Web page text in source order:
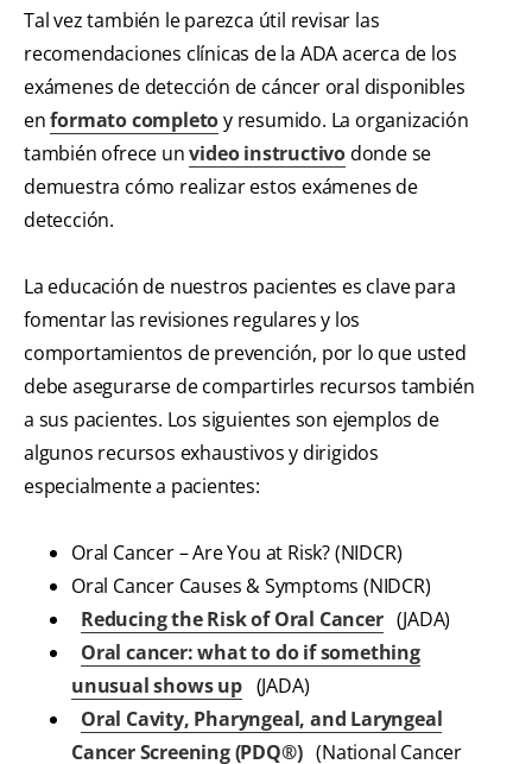
Tal vez también le parezca útil revisar las
recomendaciones clínicas de la ADA acerca de los
exámenes de detección de cáncer oral disponibles
enformato completoy resumido. La organización
también ofrece unvideo instructivodonde se
demuestra cómo realizar estos exámenes de
detección.
La educación de nuestros pacientes es clave para
fomentar las revisiones regulares y los
comportamientos de prevención, por lo que usted
debe asegurarse de compartirles recursos también
a sus pacientes. Los siguientes son ejemplos de
algunos recursos exhaustivos y dirigidos
especialmente a pacientes:
Oral Cancer – Are You at Risk? (NIDCR)
Oral Cancer Causes & Symptoms (NIDCR)
Reducing the Risk of Oral Cancer (JADA)
Oral cancer: what to do if something
unusual shows up (JADA)
Oral Cavity, Pharyngeal, and Laryngeal
Cancer Screening (PDQ®) (National Cancer